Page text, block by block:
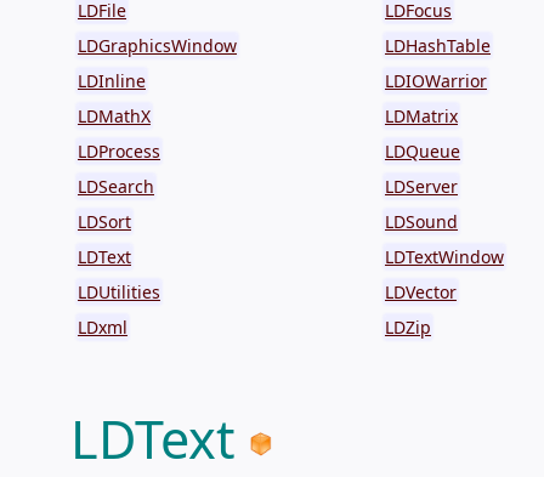
LDFile
LDFocus
LDGraphicsWindow
LDHashTable
LDInline
LDIOWarrior
LDMathX
LDMatrix
LDProcess
LDQueue
LDSearch
LDServer
LDSort
LDSound
LDText
LDTextWindow
LDUtilities
LDVector
LDxml
LDZip
LDText